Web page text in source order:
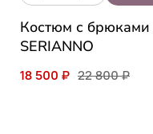
Костюм с брюками
SERIANNO
18 500 ₽ 22 800 ₽